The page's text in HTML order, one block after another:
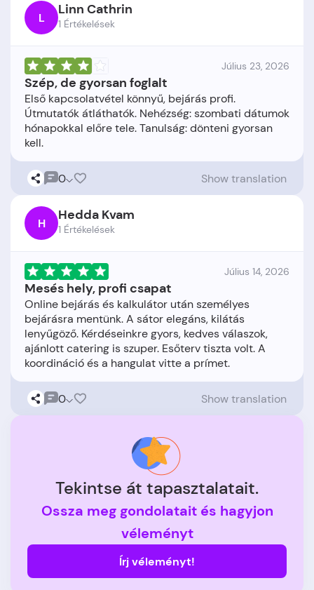
L Linn Cathrin
1 Értékelések
Július 23, 2026
Szép, de gyorsan foglalt
Első kapcsolatvétel könnyű, bejárás profi.
Útmutatók átláthatók. Nehézség: szombati dátumok
hónapokkal előre tele. Tanulság: dönteni gyorsan
0 Show translation
H Hedda Kvam
1 Értékelések
Július 14, 2026
Mesés hely, profi csapat
Online bejárás és kalkulátor után személyes
bejárásra mentünk. A sátor elegáns, kilátás
lenyűgöző. Kérdéseinkre gyors, kedves válaszok,
ajánlott catering is szuper. Esőterv tiszta volt. A
0 Show translation
Tekintse át tapasztalatait.
Ossza meg gondolatait és hagyjon
véleményt
Írj véleményt!